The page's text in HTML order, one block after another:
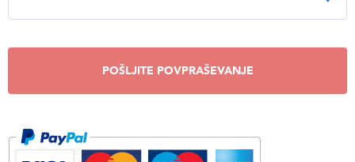
POŠLJITE POVPRAŠEVANJE